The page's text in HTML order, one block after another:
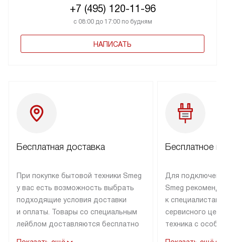
+7 (495) 120-11-96
с 08:00 до 17:00 по будням
НАПИСАТЬ
Бесплатная доставка
При покупке бытовой техники Smeg
у вас есть возможность выбрать
подходящие условия доставки
и оплаты. Товары со специальным
лейблом доставляются бесплатно
Бесплатное
Для
Smeg
к специалистам
сервисного
техника с